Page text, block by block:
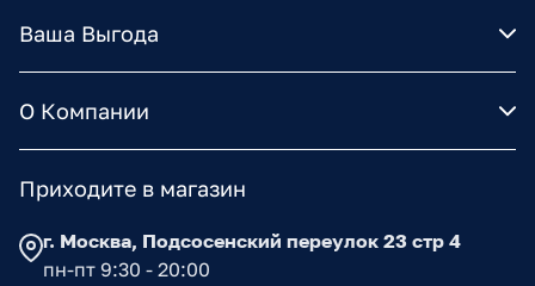
Ваша Выгода
О Компании
Приходите в магазин
г. Москва, Подсосенский переулок 23 стр 4
пн-пт 9:30 - 20:00